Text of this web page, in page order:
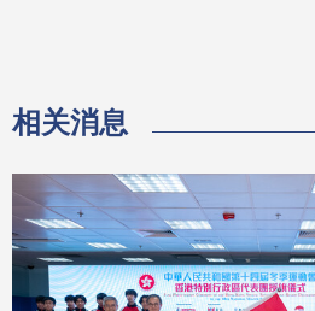
相关消息